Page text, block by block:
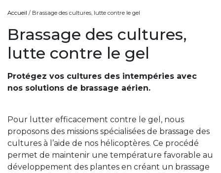
Accueil / Brassage des cultures, lutte contre le gel
Brassage des cultures,
lutte contre le gel
Protégez vos cultures des intempéries avec
nos solutions de brassage aérien.
Pour lutter efficacement contre le gel, nous
proposons des missions spécialisées de brassage des
cultures à l’aide de nos hélicoptères. Ce procédé
permet de maintenir une température favorable au
développement des plantes en créant un brassage